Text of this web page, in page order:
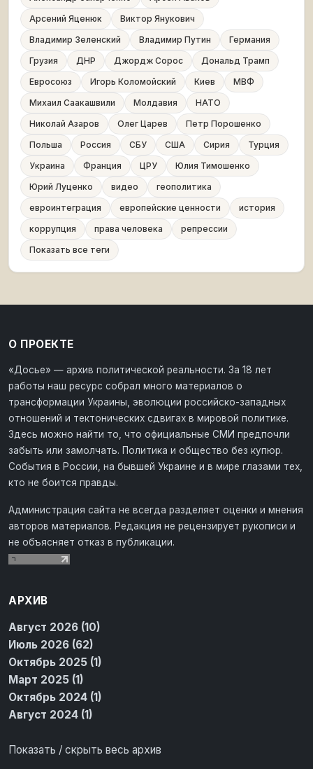
Арсений Яценюк
Виктор Янукович
Владимир Зеленский
Владимир Путин
Германия
Грузия
ДНР Джордж Сорос
Дональд Трамп
Евросоюз
Игорь Коломойский Киев
МВФ
Михаил Саакашвили
Молдавия
НАТО
Николай Азаров
Олег Царев
Петр Порошенко
Польша
Россия СБУ США Сирия
Турция
Украина
Франция ЦРУ
Юлия Тимошенко
Юрий Луценко
видео
геополитика
евроинтеграция
европейские ценности
история
коррупция
права человека
репрессии
Показать все теги
О ПРОЕКТЕ
«Досье» — архив политической реальности. За 18 лет
работы наш ресурс собрал много материалов о
трансформации Украины, эволюции российско-западных
отношений и тектонических сдвигах в мировой политике.
Здесь можно найти то, что официальные СМИ предпочли
забыть или замолчать. Политика и общество без купюр.
События в России, на бывшей Украине и в мире глазами тех,
кто не боится правды.
Администрация сайта не всегда разделяет оценки и мнения
авторов материалов. Редакция не рецензирует рукописи и
не объясняет отказ в публикации.
АРХИВ
Август 2026 (10)
Июль 2026 (62)
Октябрь 2025 (1)
Март 2025 (1)
Октябрь 2024 (1)
Август 2024 (1)
Показать / скрыть весь архив